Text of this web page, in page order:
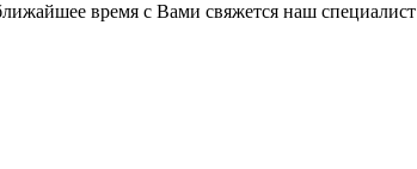
время с Вами свяжется наш специалист